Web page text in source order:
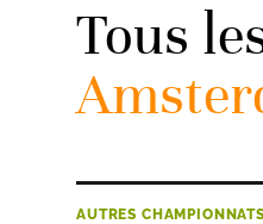
de l'UEFA
Tous
AUTRES CHAMPIONNATS